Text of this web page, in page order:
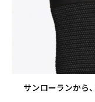
サンローランから